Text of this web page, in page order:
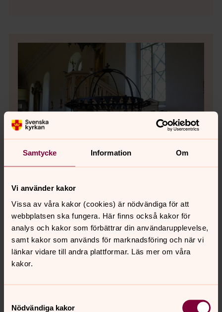
Samtycke Information Om
Vi använder kakor
Vissa av våra kakor (cookies) är nödvändiga för att
webbplatsen ska fungera. Här finns också kakor för
analys och kakor som förbättrar din användarupplevelse,
samt kakor som används för marknadsföring och när vi
länkar vidare till andra plattformar. Läs mer om våra
kakor.
Nödvändiga kakor